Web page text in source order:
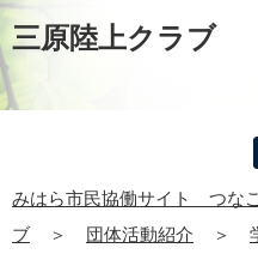
三原陸上クラブ
みはら市民協働サイト つな
ブ
＞ 団体活動紹介 ＞